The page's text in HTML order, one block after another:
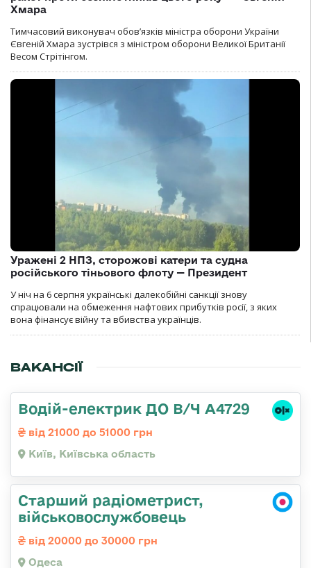
Хмара
Тимчасовий виконувач обов’язків міністра оборони України
Євгеній Хмара зустрівся з міністром оборони Великої Британії
Весом Стрітінгом.
Уражені 2 НПЗ, сторожові катери та судна
російського тіньового флоту — Президент
У ніч на 6 серпня українські далекобійні санкції знову
спрацювали на обмеження нафтових прибутків росії, з яких
вона фінансує війну та вбивства українців.
ВАКАНСІЇ
Водій-електрик ДО В/Ч А4729
від 21000 до 51000 грн
Київ, Київська область
Старший радіометрист,
військовослужбовець
від 20000 до 30000 грн
Одеса